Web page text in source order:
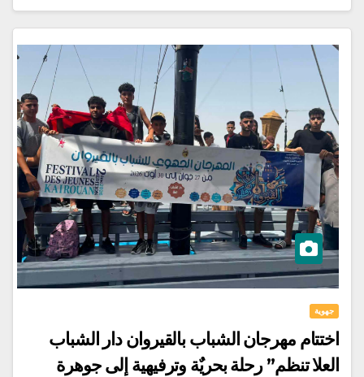
جهوية
اختتام مهرجان الشباب بالقيروان دار الشباب
العلا تنظم” رحلة بحريٌة وترفيهية إلى جوهرة